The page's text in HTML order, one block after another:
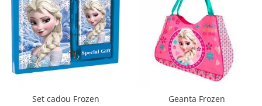
Set cadou Frozen
Geanta Frozen